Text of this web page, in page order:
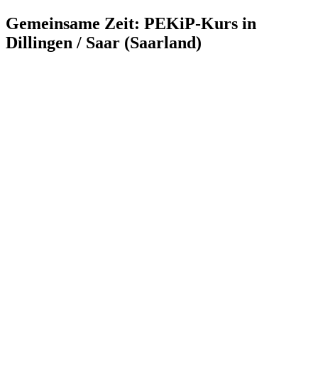
Gemeinsame Zeit: PEKiP-Kurs in
Dillingen / Saar (Saarland)